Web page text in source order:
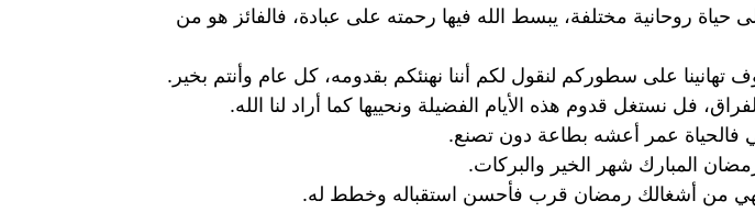
روحانية مختلفة، يبسط الله فيها رحمته على عبادة، فالفائز هو من
على سطوركم لنقول لكم أننا نهنئكم بقدومه، كل عام وأنتم بخير.
فل نستغل قدوم هذه الأيام الفضيلة ونحييها كما أراد لنا الله.
فالحياة عمر أعشه بطاعة دون تصنع.
المبارك شهر الخير والبركات.
من أشغالك رمضان قرب فأحسن استقباله وخطط له.